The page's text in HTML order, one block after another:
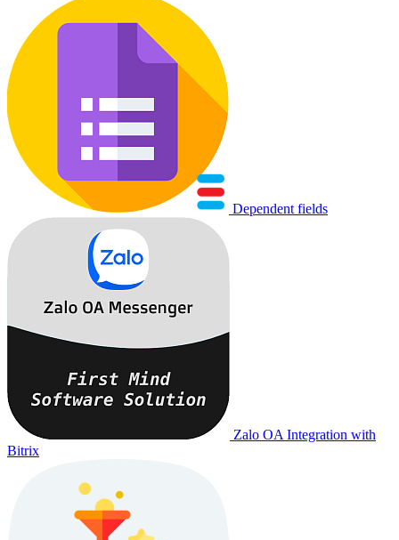
Dependent fields
Zalo OA Integration with
Bitrix